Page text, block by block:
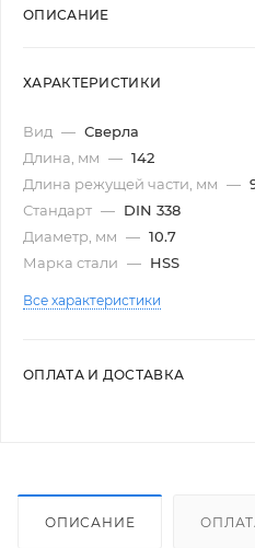
ОПИСАНИЕ
ХАРАКТЕРИСТИКИ
Вид — Сверла
Длина, мм — 142
Длина режущей части, мм —
Стандарт — DIN 338
Диаметр, мм — 10.7
Марка стали — HSS
Все характеристики
ОПЛАТА И ДОСТАВКА
ОПИСАНИЕ